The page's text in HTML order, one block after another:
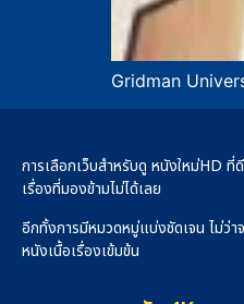
Gridman
การเลือกเว็บสำหรับดู หนังใหม่HD
เรื่องที่มองข้ามไม่ได้เลย
อีกทั้งการมีหมวดหมู่แบ่งชัดเจน ไม่ว่
หนังเนื้อเรื่องเข้มข้น